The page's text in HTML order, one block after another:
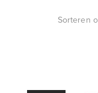
Sorteren